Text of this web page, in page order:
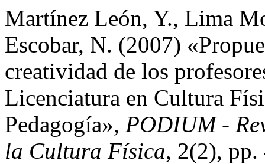
Martínez León, Y., Lima
Escobar, N. (2007)
creatividad de los
Licenciatura en Cultura
Pedagogía», PODIUM -
la Cultura Física, 2(2),